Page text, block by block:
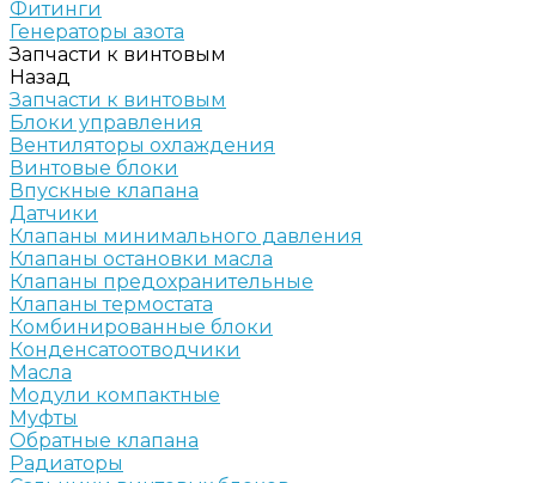
Фитинги
Генераторы азота
Запчасти к винтовым
Назад
Запчасти к винтовым
Блоки управления
Вентиляторы охлаждения
Винтовые блоки
Впускные клапана
Датчики
Клапаны минимального давления
Клапаны остановки масла
Клапаны предохранительные
Клапаны термостата
Комбинированные блоки
Конденсатоотводчики
Масла
Модули компактные
Муфты
Обратные клапана
Радиаторы